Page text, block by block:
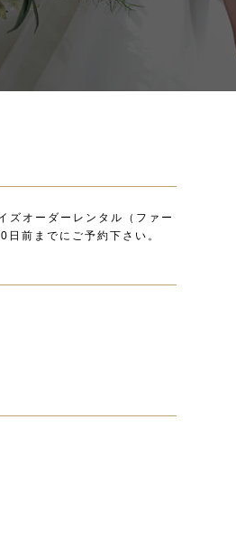
ズオーダーレンタル（ファー
前までにご予約下さい。